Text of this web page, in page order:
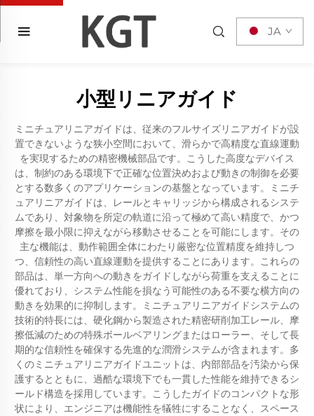
JA
小型リニアガイド
ミニチュアリニアガイドは、従来のフルサイズリニアガイドが設
置できないような狭小空間において、滑らかで高精度な直線運動
を実現するための精密機械部品です。こうした高度なデバイス
は、制約のある環境下で正確な位置決めおよび動きの制御を必要
とする数多くのアプリケーションの基盤となっています。ミニチ
ュアリニアガイドは、レールとキャリッジから構成されるシステ
ムであり、対象物を所定の軌道に沿って極めて高い精度で、かつ
摩擦を最小限に抑えながら移動させることを可能にします。その
主な機能は、動作範囲全体にわたり厳密な位置精度を維持しつ
つ、信頼性の高い直線運動を提供することにあります。これらの
部品は、単一方向への動きをガイドしながら荷重を支えることに
優れており、システム性能を損なう可能性のある不要な横方向の
動きを効果的に抑制します。ミニチュアリニアガイドシステムの
技術的特長には、硬化鋼から製造された精密研削加工レール、摩
擦低減のための特殊ボールベアリングまたはローラー、そして長
期的な信頼性を確保する先進的な潤滑システムが含まれます。多
くのミニチュアリニアガイドユニットは、内部部品を汚染から保
護するとともに、過酷な環境下でも一貫した性能を維持できるシ
ールド構造を採用しています。こうしたガイドのコンパクトな形
状により、エンジニアは機能性を犠牲にすることなく、スペース